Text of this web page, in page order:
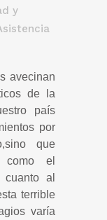
y
avecinan
de la
país
por
que
como el
al
terrible
varía